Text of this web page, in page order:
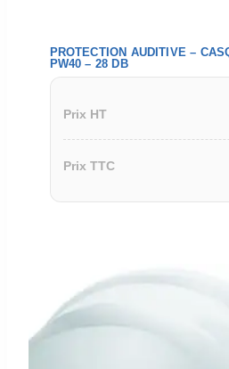
PROTECTION AUDITIVE –
PW40 – 28 DB
Prix HT
Prix TTC